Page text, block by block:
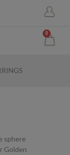
0
sphere
Golden